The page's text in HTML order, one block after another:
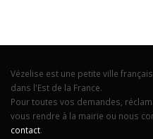
Vézelise est une petite ville
dans l'Est de la France.
Pour toutes vos demandes,
vous rendre à la mairie ou nous
contact.